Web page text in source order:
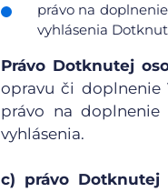
právo na
vyhlásenia
Právo Dotknutej
opravu či doplnenie
právo na
vyhlásenia.
c) právo Dotknutej